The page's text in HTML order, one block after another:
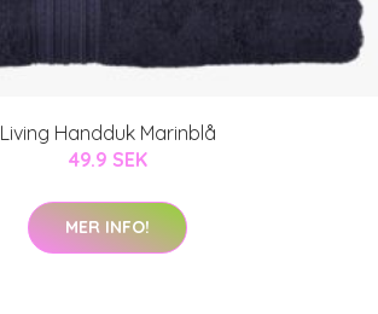
Living Handduk Marinblå
49.9 SEK
MER INFO!